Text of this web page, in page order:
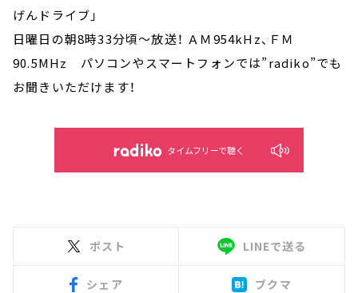
げんドライブ」
日曜日の朝8時33分頃～放送！ ＡＭ954kHz、ＦＭ
90.5MHz パソコンやスマートフォンでは”radiko”でも
お聞きいただけます！
タイムフリーで聴く
ポスト LINEで送る
シェア ブクマ